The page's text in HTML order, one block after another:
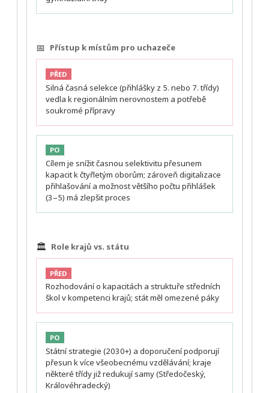
📅 Přístup k místům pro uchazeče
PŘED
Silná časná selekce (přihlášky z 5. nebo 7. třídy)
vedla k regionálním nerovnostem a potřebě
soukromé přípravy
PO
Cílem je snížit časnou selektivitu přesunem
kapacit k čtyřletým oborům; zároveň digitalizace
přihlašování a možnost většího počtu přihlášek
(3–5) má zlepšit proces
🏛️ Role krajů vs. státu
PŘED
Rozhodování o kapacitách a struktuře středních
škol v kompetenci krajů; stát měl omezené páky
PO
Státní strategie (2030+) a doporučení podporují
přesun k více všeobecnému vzdělávání; kraje
některé třídy již redukují samy (Středočeský,
Královéhradecký)